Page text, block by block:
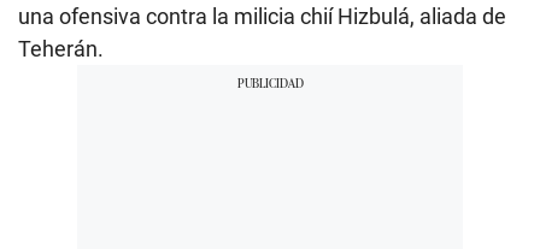
una ofensiva contra la milicia chií Hizbulá, aliada de
Teherán.